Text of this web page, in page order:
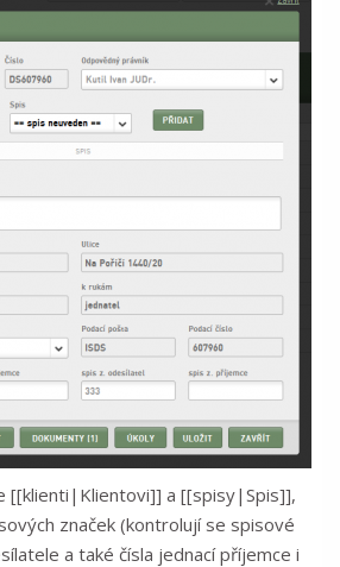
[[klienti|Klientovi]] a [[spisy|Spis]],
značek (kontrolují se spisové
a také čísla jednací příjemce i